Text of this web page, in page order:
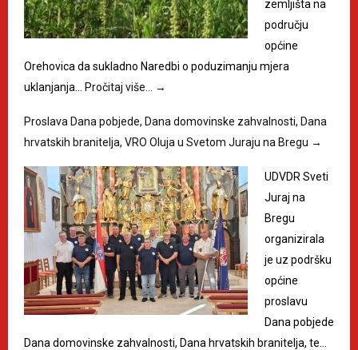
zemljišta na
području
općine
Orehovica da sukladno Naredbi o poduzimanju mjera
uklanjanja… Pročitaj više… →
Proslava Dana pobjede, Dana domovinske zahvalnosti, Dana
hrvatskih branitelja, VRO Oluja u Svetom Juraju na Bregu →
UDVDR Sveti
Juraj na
Bregu
organizirala
je uz podršku
općine
proslavu
Dana pobjede
Dana domovinske zahvalnosti, Dana hrvatskih branitelja, te…